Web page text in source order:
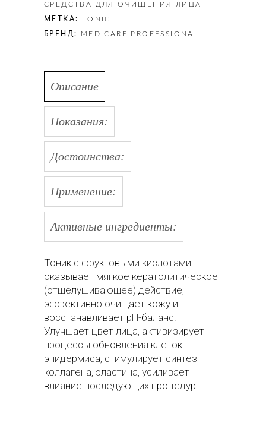
типов
кожи
500
СРЕДСТВА ДЛЯ ОЧИЩЕНИЯ ЛИЦА
МЕТКА: TONIC
БРЕНД: MEDICARE PROFESSIONAL
Описание
Показания:
Достоинства:
Применение:
Активные ингредиенты:
Тоник с фруктовыми кислотами
оказывает мягкое кератолитическое
(отшелушивающее) действие,
эффективно очищает кожу и
восстанавливает рН-баланс.
Улучшает цвет лица, активизирует
процессы обновления клеток
эпидермиса, стимулирует синтез
коллагена, эластина, усиливает
влияние последующих процедур.